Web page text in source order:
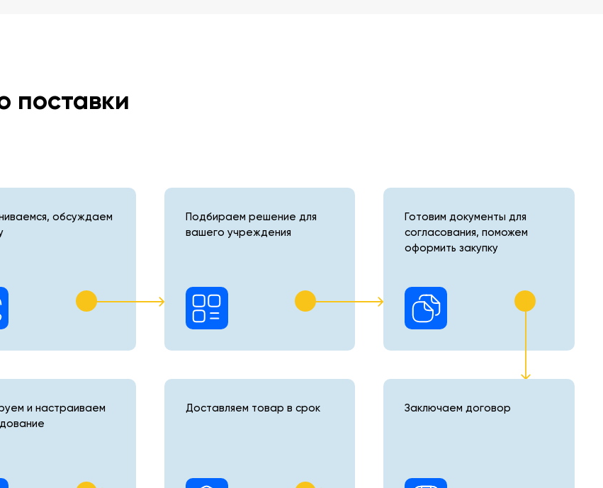
поставки
обсуждаем
Подбираем решение для
вашего учреждения
Готовим документы для
согласования, поможем
оформить закупку
и настраиваем
Доставляем товар в срок Заключаем договор